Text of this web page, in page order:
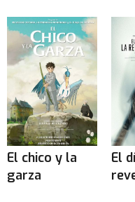
El chico y la
garza
El